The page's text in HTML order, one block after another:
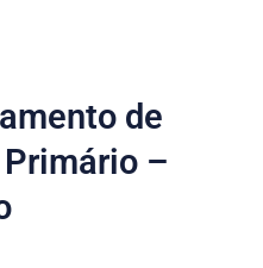
de
Primário –